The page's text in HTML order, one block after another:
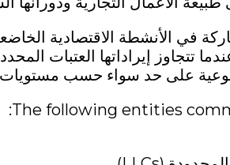
في الأنشطة الاقتصادية
على حد سواء حسب مستويات
The following entities